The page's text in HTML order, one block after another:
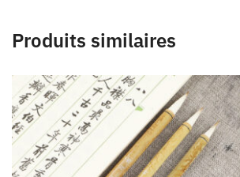
Produits similaires